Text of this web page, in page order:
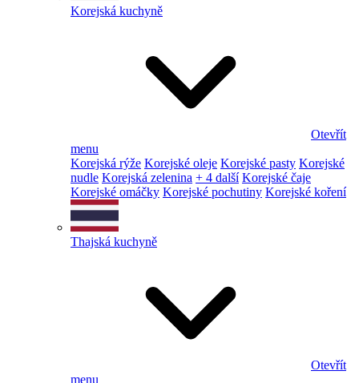
Korejská kuchyně
Otevřít
menu
Korejská rýže Korejské oleje Korejské pasty Korejské
nudle Korejská zelenina + 4 další Korejské čaje
Korejské omáčky Korejské pochutiny Korejské koření
Thajská kuchyně
Otevřít
menu